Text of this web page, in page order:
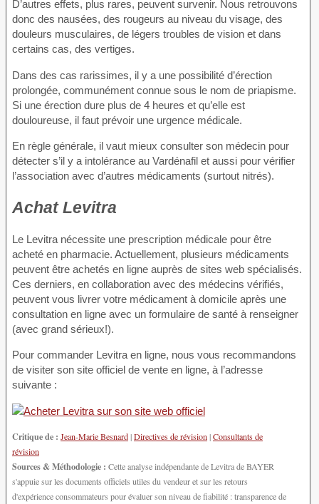
D’autres effets, plus rares, peuvent survenir. Nous retrouvons
donc des nausées, des rougeurs au niveau du visage, des
douleurs musculaires, de légers troubles de vision et dans
certains cas, des vertiges.
Dans des cas rarissimes, il y a une possibilité d’érection
prolongée, communément connue sous le nom de priapisme.
Si une érection dure plus de 4 heures et qu’elle est
douloureuse, il faut prévoir une urgence médicale.
En règle générale, il vaut mieux consulter son médecin pour
détecter s’il y a intolérance au Vardénafil et aussi pour vérifier
l’association avec d’autres médicaments (surtout nitrés).
Achat Levitra
Le Levitra nécessite une prescription médicale pour être
acheté en pharmacie. Actuellement, plusieurs médicaments
peuvent être achetés en ligne auprès de sites web spécialisés.
Ces derniers, en collaboration avec des médecins vérifiés,
peuvent vous livrer votre médicament à domicile après une
consultation en ligne avec un formulaire de santé à renseigner
(avec grand sérieux!).
Pour commander Levitra en ligne, nous vous recommandons
de visiter son site officiel de vente en ligne, à l’adresse
suivante :
Critique de : Jean-Marie Besnard|Directives de révision|Consultants de
révision
Sources & Méthodologie : Cette analyse indépendante de Levitra de BAYER
s'appuie sur les documents officiels utiles du vendeur et sur les retours
d'expérience consommateurs pour évaluer son niveau de fiabilité : transparence de